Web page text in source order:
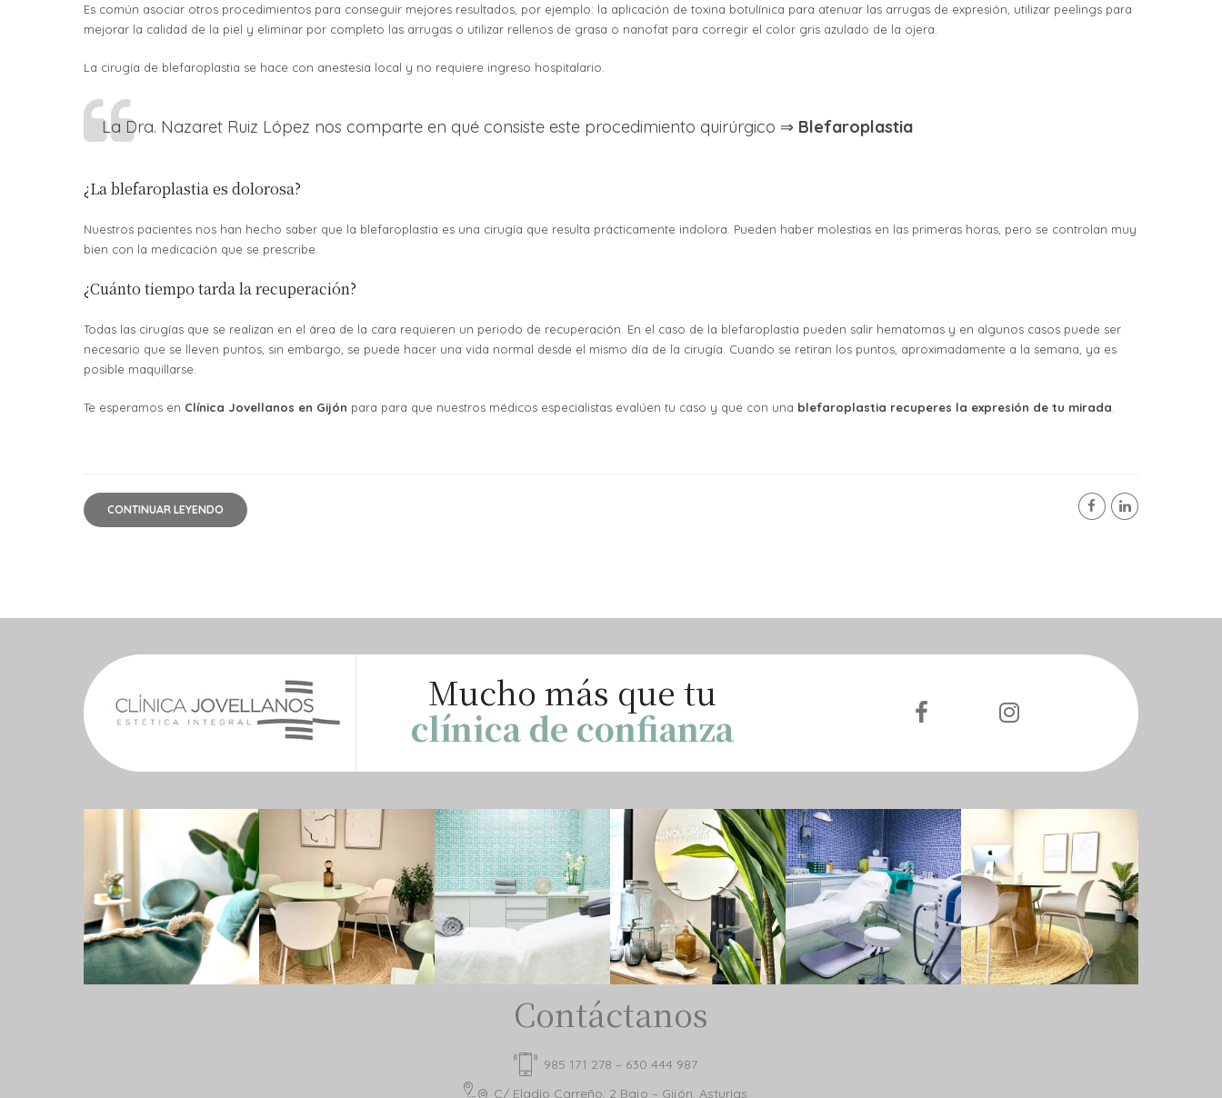
Es común asociar otros procedimientos para conseguir mejores resultados, por ejemplo: la aplicación de toxina botulínica para atenuar las arrugas de expresión, utilizar peelings para
mejorar la calidad de la piel y eliminar por completo las arrugas o utilizar rellenos de grasa o nanofat para corregir el color gris azulado de la ojera.
La cirugía de blefaroplastia se hace con anestesia local y no requiere ingreso hospitalario.
La Dra. Nazaret Ruiz López nos comparte en qué consiste este procedimiento quirúrgico ⇒ Blefaroplastia
¿La blefaroplastia es dolorosa?
Nuestros pacientes nos han hecho saber que la blefaroplastia es una cirugía que resulta prácticamente indolora. Pueden haber molestias en las primeras horas, pero se controlan muy
bien con la medicación que se prescribe.
¿Cuánto tiempo tarda la recuperación?
Todas las cirugías que se realizan en el área de la cara requieren un periodo de recuperación. En el caso de la blefaroplastia pueden salir hematomas y en algunos casos puede ser
necesario que se lleven puntos, sin embargo, se puede hacer una vida normal desde el mismo día de la cirugía. Cuando se retiran los puntos, aproximadamente a la semana, ya es
posible maquillarse.
Te esperamos en Clínica Jovellanos en Gijón para para que nuestros médicos especialistas evalúen tu caso y que con una blefaroplastia recuperes la expresión de tu mirada
CONTINUAR LEYENDO
Mucho más que tu
clínica de confianza
Contáctanos
985 171 278 – 630 444 987
C/ Eladio Carreño, 2 Bajo – Gijón, Asturias